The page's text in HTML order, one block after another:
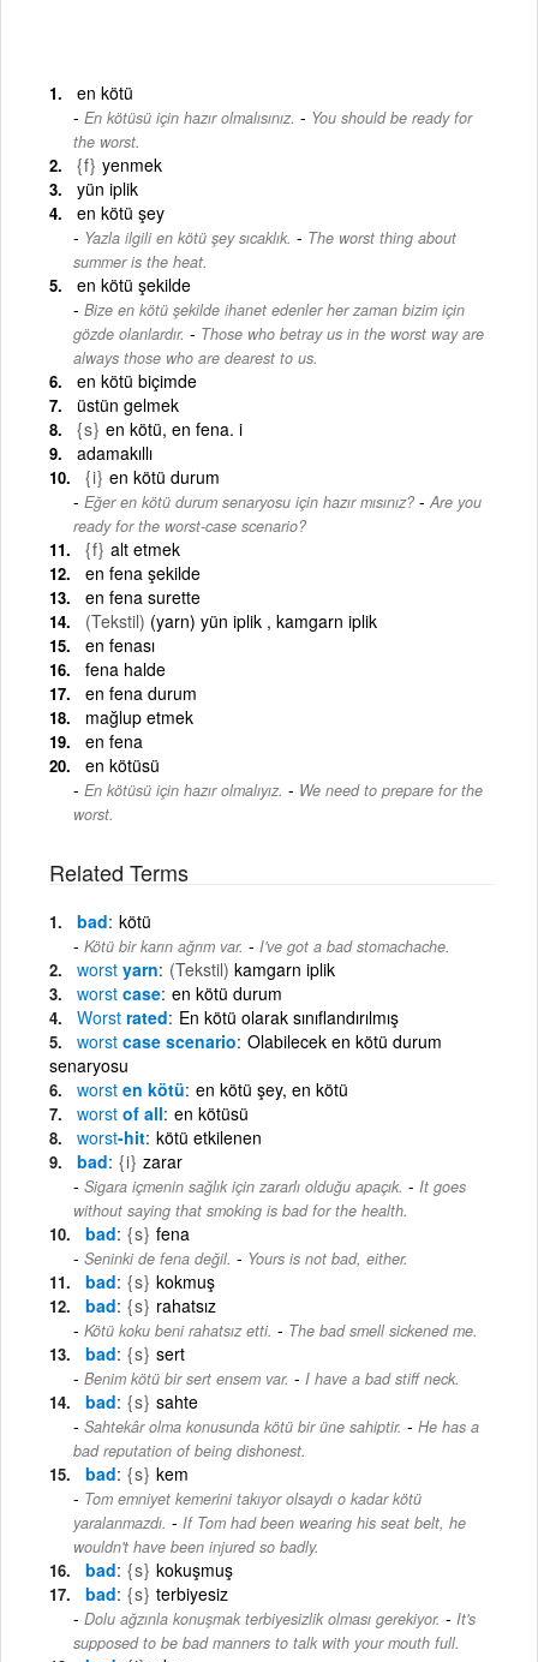
en kötü
En kötüsü için hazır olmalısınız. - You should be ready for
the worst.
{f} yenmek
yün iplik
en kötü şey
Yazla ilgili en kötü şey sıcaklık. - The worst thing about
summer is the heat.
en kötü şekilde
Bize en kötü şekilde ihanet edenler her zaman bizim için
gözde olanlardır. - Those who betray us in the worst way are
always those who are dearest to us.
en kötü biçimde
üstün gelmek
{s} en kötü, en fena. i
adamakıllı
{i} en kötü durum
Eğer en kötü durum senaryosu için hazır mısınız? - Are you
ready for the worst-case scenario?
{f} alt etmek
en fena şekilde
en fena surette
(Tekstil) (yarn) yün iplik , kamgarn iplik
en fenası
fena halde
en fena durum
mağlup etmek
en fena
en kötüsü
En kötüsü için hazır olmalıyız. - We need to prepare for the
worst.
Related Terms
bad kötü
Kötü bir karın ağrım var. - I've got a bad stomachache.
worst yarn (Tekstil) kamgarn iplik
worst case en kötü durum
Worst rated En kötü olarak sınıflandırılmış
worst case scenario Olabilecek en kötü durum
senaryosu
worst en kötü en kötü şey, en kötü
worst of all en kötüsü
worst-hit kötü etkilenen
bad {i} zarar
Sigara içmenin sağlık için zararlı olduğu apaçık. - It goes
without saying that smoking is bad for the health.
bad {s} fena
Seninki de fena değil. - Yours is not bad, either.
bad {s} kokmuş
bad {s} rahatsız
Kötü koku beni rahatsız etti. - The bad smell sickened me.
bad {s} sert
Benim kötü bir sert ensem var. - I have a bad stiff neck.
bad {s} sahte
Sahtekâr olma konusunda kötü bir üne sahiptir. - He has a
bad reputation of being dishonest.
bad {s} kem
Tom emniyet kemerini takıyor olsaydı o kadar kötü
yaralanmazdı. - If Tom had been wearing his seat belt, he
wouldn't have been injured so badly.
bad {s} kokuşmuş
bad {s} terbiyesiz
Dolu ağzınla konuşmak terbiyesizlik olması gerekiyor. - It's
supposed to be bad manners to talk with your mouth full.